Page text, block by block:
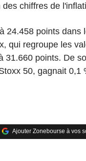
chiffres de
24.458 points dans
qui regroupe les
31.660 points. De
50, gagnait 0,1
Ajouter Zonebourse à vos